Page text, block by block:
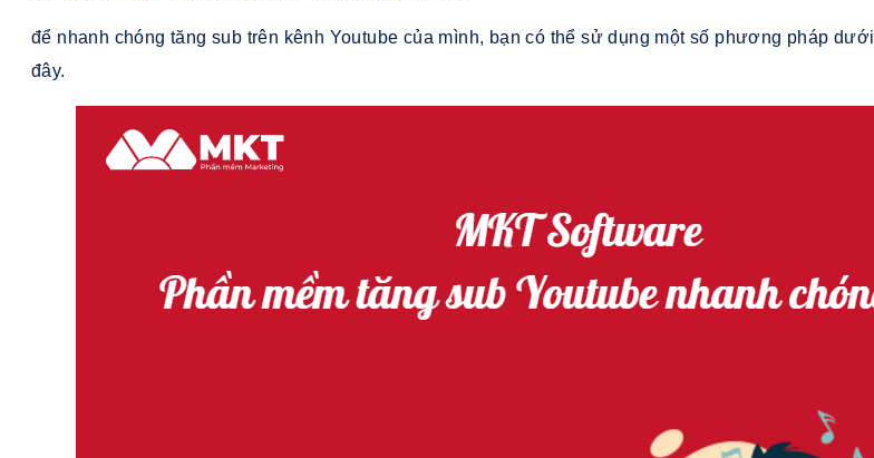
để nhanh chóng tăng sub trên kênh Youtube của mình, bạn có thể sử dụng một số phương pháp dưới
đây.